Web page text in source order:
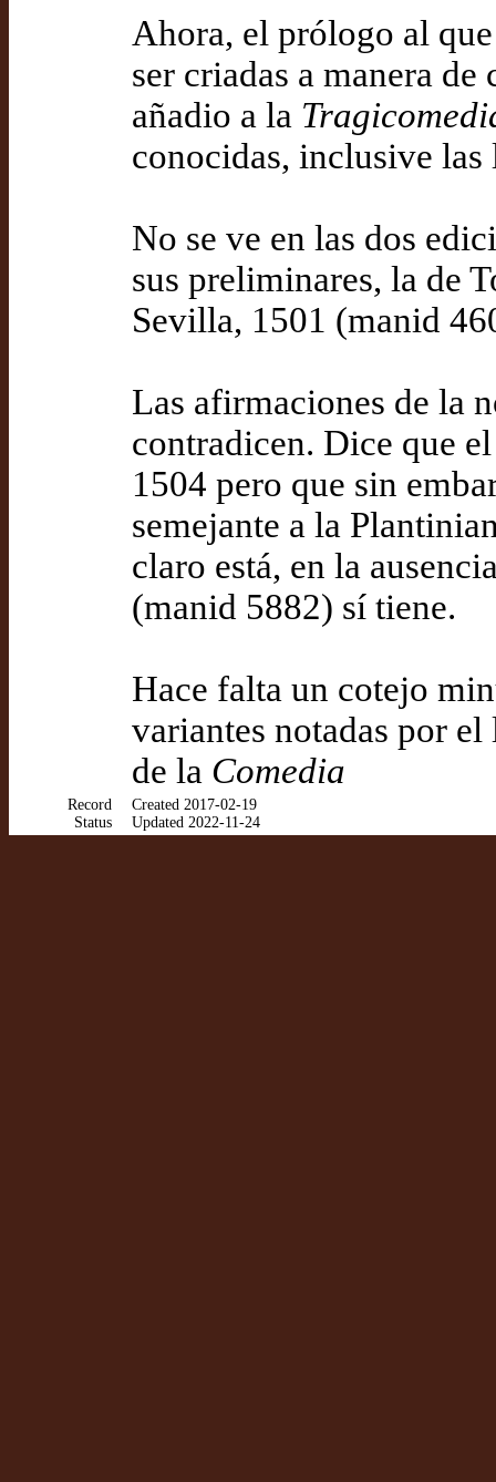
Ahora, el prólogo al
ser criadas a manera
añadio a la
conocidas, inclusive las
No se ve en las dos
sus preliminares, la de
Sevilla, 1501 (manid
Las afirmaciones de la
contradicen. Dice que
1504 pero que sin
semejante a la
claro está, en la
(manid 5882) sí tiene.
Hace falta un cotejo
variantes notadas por
de la Comedia
Record
Status
Created 2017-02-19
Updated 2022-11-24